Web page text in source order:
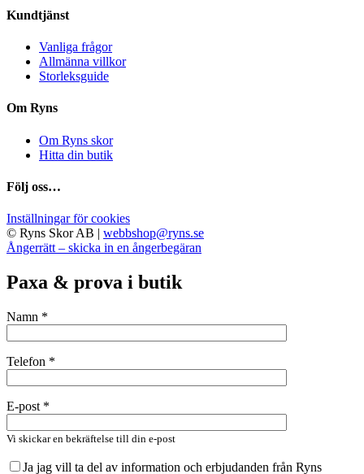
Kundtjänst
Vanliga frågor
Allmänna villkor
Storleksguide
Om Ryns
Om Ryns skor
Hitta din butik
Följ oss…
Inställningar för cookies
© Ryns Skor AB | webbshop@ryns.se
Ångerrätt – skicka in en ångerbegäran
Paxa & prova i butik
Namn *
Telefon *
E-post *
Vi skickar en bekräftelse till din e-post
Ja jag vill ta del av information och erbjudanden från Ryns